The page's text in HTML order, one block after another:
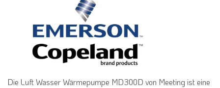
Die Luft Wasser Wärmepumpe MD300D von Meeting ist eine